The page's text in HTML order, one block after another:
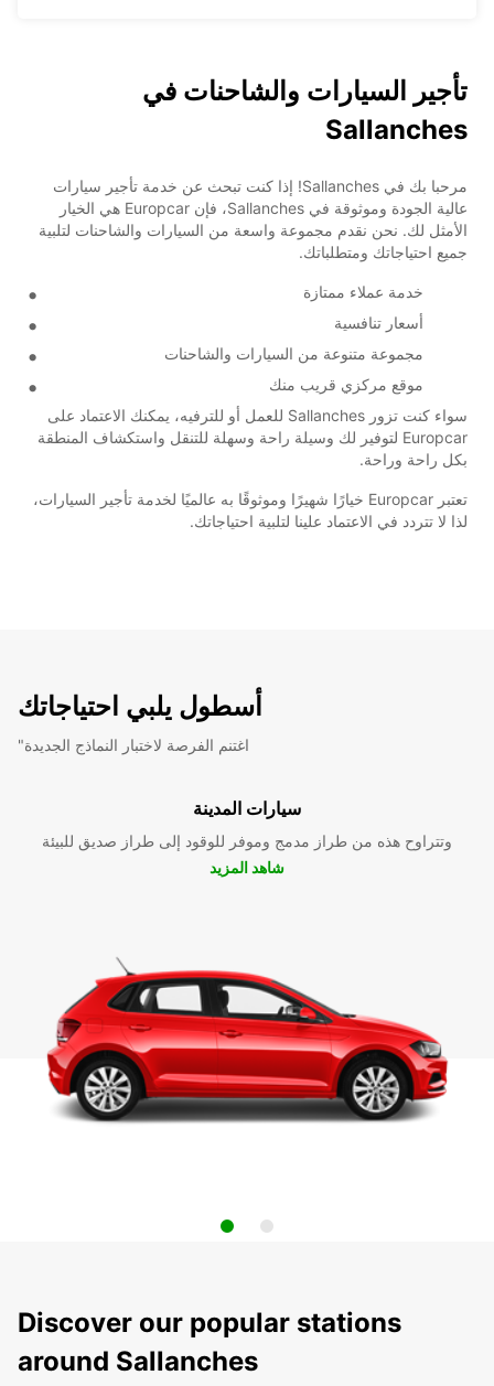
تأجير السيارات والشاحنات في
Sallanches
مرحبا بك في Sallanches! إذا كنت تبحث عن خدمة تأجير سيارات
عالية الجودة وموثوقة في Sallanches، فإن Europcar هي الخيار
الأمثل لك. نحن نقدم مجموعة واسعة من السيارات والشاحنات لتلبية
جميع احتياجاتك ومتطلباتك.
خدمة عملاء ممتازة
أسعار تنافسية
مجموعة متنوعة من السيارات والشاحنات
موقع مركزي قريب منك
سواء كنت تزور Sallanches للعمل أو للترفيه، يمكنك الاعتماد على
Europcar لتوفير لك وسيلة راحة وسهلة للتنقل واستكشاف المنطقة
بكل راحة وراحة.
تعتبر Europcar خيارًا شهيرًا وموثوقًا به عالميًا لخدمة تأجير السيارات،
لذا لا تتردد في الاعتماد علينا لتلبية احتياجاتك.
أسطول يلبي احتياجاتك
"اغتنم الفرصة لاختبار النماذج الجديدة
سيارات المدينة
وتتراوح هذه من طراز مدمج وموفر للوقود إلى طراز صديق للبيئة
شاهد المزيد
Discover our popular stations
around Sallanches